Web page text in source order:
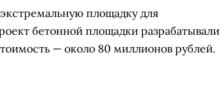
площадку для
бетонной площадки разрабатывали
— около 80 миллионов рублей.